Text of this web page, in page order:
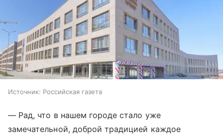
Источник: Российская газета
— Рад, что в нашем городе стало уже
замечательной, доброй традицией каждое